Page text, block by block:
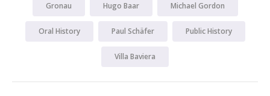
Gronau Hugo Baar Michael Gordon
Oral History Paul Schäfer Public History
Villa Baviera